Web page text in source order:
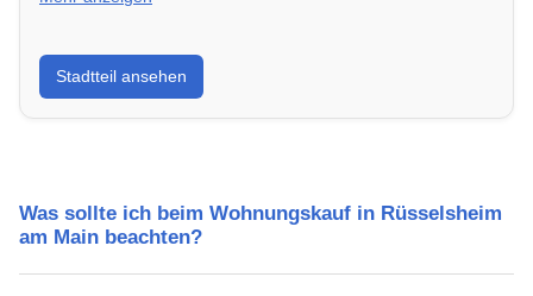
Erfahre mehr über deinen Stadtteil in Rüsselsheim
am Main: Lebensqualität, Verkehrsanbindung,
Schulen, Freizeitmöglichkeiten und Mietpreise.
Stadtteil ansehen
Was sollte ich beim Wohnungskauf in Rüsselsheim
am Main beachten?